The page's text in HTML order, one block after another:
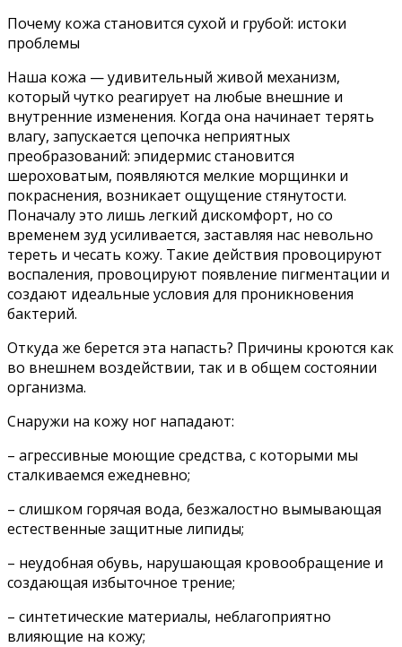
Почему кожа становится сухой и грубой: истоки
проблемы
Наша кожа — удивительный живой механизм,
который чутко реагирует на любые внешние и
внутренние изменения. Когда она начинает терять
влагу, запускается цепочка неприятных
преобразований: эпидермис становится
шероховатым, появляются мелкие морщинки и
покраснения, возникает ощущение стянутости.
Поначалу это лишь легкий дискомфорт, но со
временем зуд усиливается, заставляя нас невольно
тереть и чесать кожу. Такие действия провоцируют
воспаления, провоцируют появление пигментации и
создают идеальные условия для проникновения
бактерий.
Откуда же берется эта напасть? Причины кроются как
во внешнем воздействии, так и в общем состоянии
организма.
Снаружи на кожу ног нападают:
– агрессивные моющие средства, с которыми мы
сталкиваемся ежедневно;
– слишком горячая вода, безжалостно вымывающая
естественные защитные липиды;
– неудобная обувь, нарушающая кровообращение и
создающая избыточное трение;
– синтетические материалы, неблагоприятно
влияющие на кожу;